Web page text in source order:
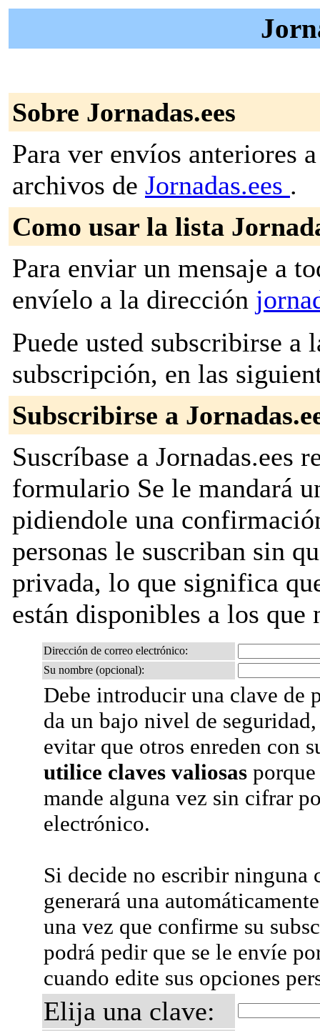
Sobre Jornadas.ees
Para ver envíos anteriores
archivos de Jornadas.ees .
Como usar la lista
Para enviar un mensaje a
envíelo a la dirección
Puede usted subscribirse a
subscripción, en las
Subscribirse a
Suscríbase a Jornadas.ees
formulario Se le mandará
pidiendole una
personas le suscriban sin
privada, lo que significa
están disponibles a los que
Dirección de correo electrónico:
Su nombre (opcional):
Debe introducir una clave de
da un bajo nivel de
evitar que otros enreden con
utilice claves valiosas
mande alguna vez sin cifrar
electrónico.
Si decide no escribir ninguna
generará una
una vez que confirme su
podrá pedir que se le envíe
cuando edite sus opciones
Elija una clave: